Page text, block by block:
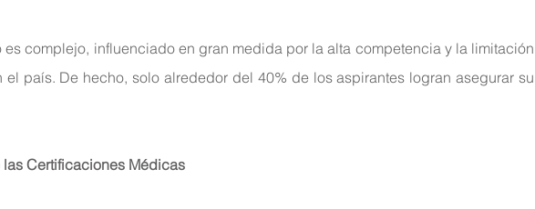
es complejo, influenciado en gran medida por la alta competencia y la limitación
el país. De hecho, solo alrededor del 40% de los aspirantes logran asegurar su
Certificaciones Médicas